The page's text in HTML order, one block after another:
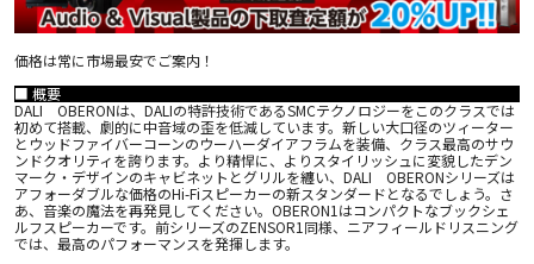
価格は常に市場最安でご案内！
■ 概要
DALI OBERONは、DALIの特許技術であるSMCテクノロジーをこのクラスでは
初めて搭載、劇的に中音域の歪を低減しています。新しい大口径のツィーター
とウッドファイバーコーンのウーハーダイアフラムを装備、クラス最高のサウ
ンドクオリティを誇ります。より精悍に、よりスタイリッシュに変貌したデン
マーク・デザインのキャビネットとグリルを纏い、DALI OBERONシリーズは
アフォーダブルな価格のHi-Fiスピーカーの新スタンダードとなるでしょう。さ
あ、音楽の魔法を再発見してください。OBERON1はコンパクトなブックシェ
ルフスピーカーです。前シリーズのZENSOR1同様、ニアフィールドリスニング
では、最高のパフォーマンスを発揮します。